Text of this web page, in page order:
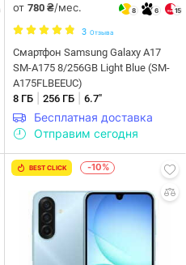
от 780 ₴/мес. 8 6 15
3 Отзыва
Смартфон Samsung Galaxy A17
SM-A175 8/256GB Light Blue (SM-
A175FLBEEUC)
8 ГБ
256 ГБ 6.7"
Бесплатная доставка
Отправим сегодня
BEST CLICK -10%